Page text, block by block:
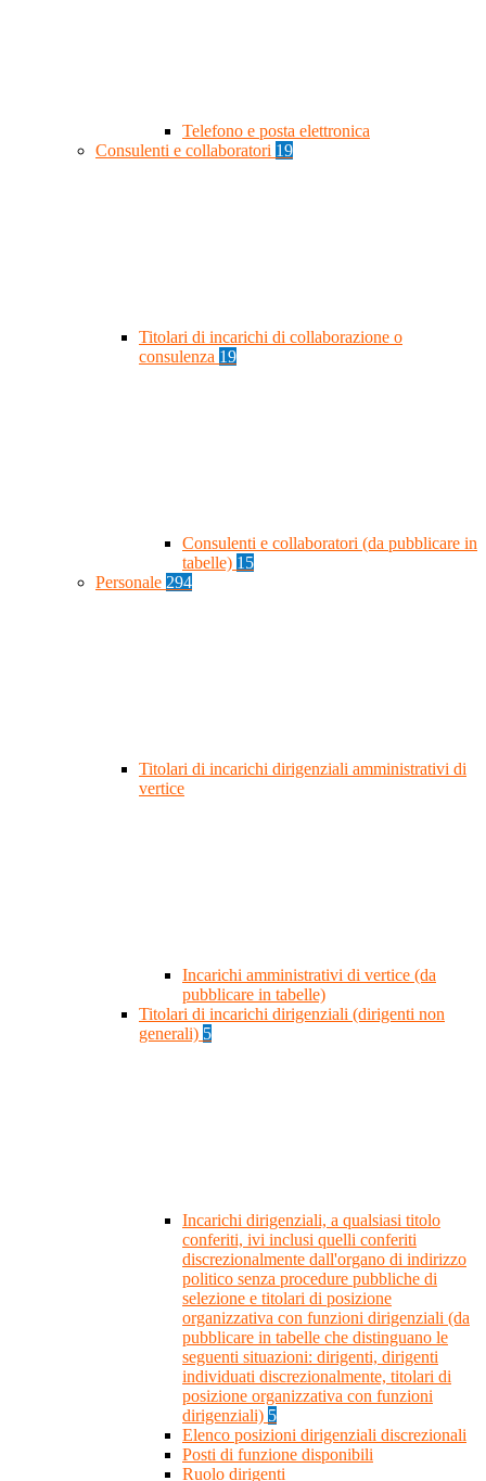
Telefono e posta elettronica
Consulenti e collaboratori 19
Titolari di incarichi di collaborazione o
consulenza 19
Consulenti e collaboratori (da pubblicare in
tabelle) 15
Personale 294
Titolari di incarichi dirigenziali amministrativi di
vertice
Incarichi amministrativi di vertice (da
pubblicare in tabelle)
Titolari di incarichi dirigenziali (dirigenti non
generali) 5
Incarichi dirigenziali, a qualsiasi titolo
conferiti, ivi inclusi quelli conferiti
discrezionalmente dall'organo di indirizzo
politico senza procedure pubbliche di
selezione e titolari di posizione
organizzativa con funzioni dirigenziali (da
pubblicare in tabelle che distinguano le
seguenti situazioni: dirigenti, dirigenti
individuati discrezionalmente, titolari di
posizione organizzativa con funzioni
dirigenziali) 5
Elenco posizioni dirigenziali discrezionali
Posti di funzione disponibili
Ruolo dirigenti